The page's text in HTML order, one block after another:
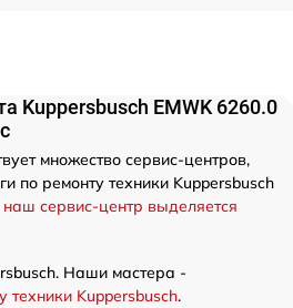
Kuppersbusch EMWK 6260.0
множество сервис-центров,
по ремонту техники Kuppersbusch
наш сервис-центр выделяется
Наши мастера -
техники Kuppersbusch.